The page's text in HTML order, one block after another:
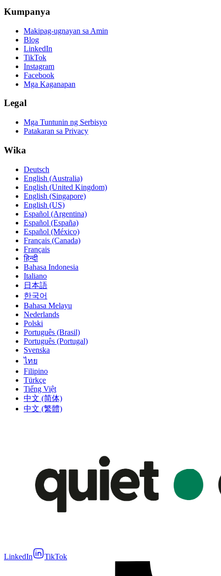
Kumpanya
Makipag-ugnayan sa Amin
Blog
LinkedIn
TikTok
Instagram
Facebook
Mga Kaganapan
Legal
Mga Tuntunin ng Serbisyo
Patakaran sa Privacy
Wika
Deutsch
English (Australia)
English (United Kingdom)
English (Singapore)
English (US)
Español (Argentina)
Español (España)
Español (México)
Français (Canada)
Français
हिन्दी
Bahasa Indonesia
Italiano
日本語
한국어
Bahasa Melayu
Nederlands
Polski
Português (Brasil)
Português (Portugal)
Svenska
ไทย
Filipino
Türkçe
Tiếng Việt
中文 (简体)
中文 (繁體)
LinkedIn TikTok